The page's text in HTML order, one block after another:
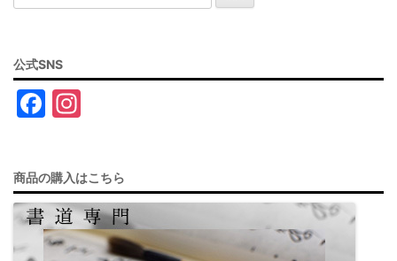
索:
公式SNS
F
e
b
o
gr
a
m
商品の購入はこちら